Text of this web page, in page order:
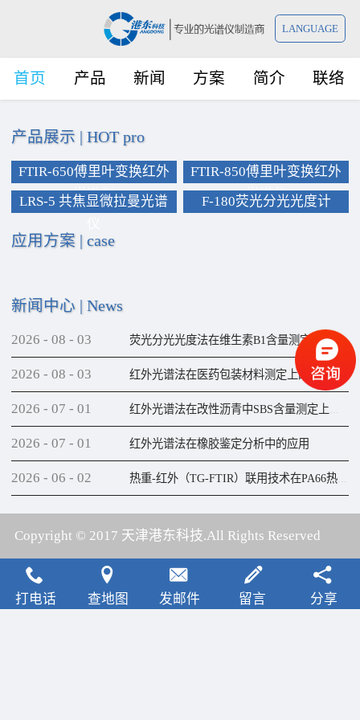
LANGUAGE
首页 产品 新闻 方案 简介 联络
产品展示 HOT pro
FTIR-650傅里叶变换红外
光谱仪
FTIR-850傅里叶变换红外
光谱仪
LRS-5 共焦显微拉曼光谱
F-180荧光分光光度计
应用方案 | case
新闻中心 News
荧光分光光度法在维生素B1含量测定上的应用
2026 - 08 - 03
红外光谱法在医药包装材料测定上的应用
2026 - 08 - 03
红外光谱法在改性沥青中SBS含量测定上的应用
2026 - 07 - 01
红外光谱法在橡胶鉴定分析中的应用
2026 - 07 - 01
热重-红外（TG-FTIR）联用技术在PA66热解研究上的应用
2026 - 06 - 02
Copyright © 2017 天津港东科技.All Rights Reserved
犀牛云提供云计算服务
打电话 查地图 发邮件 留言 分享